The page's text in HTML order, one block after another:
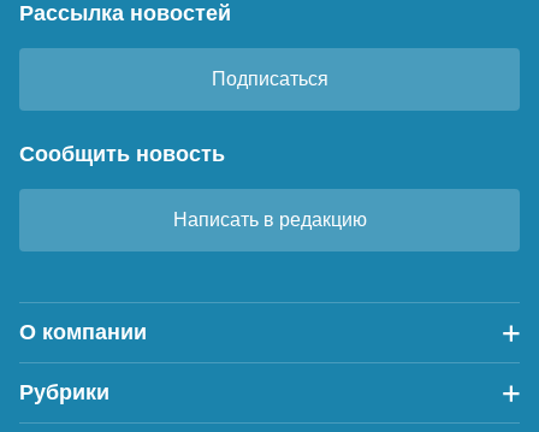
Рассылка новостей
Подписаться
Сообщить новость
Написать в редакцию
О компании
Рубрики